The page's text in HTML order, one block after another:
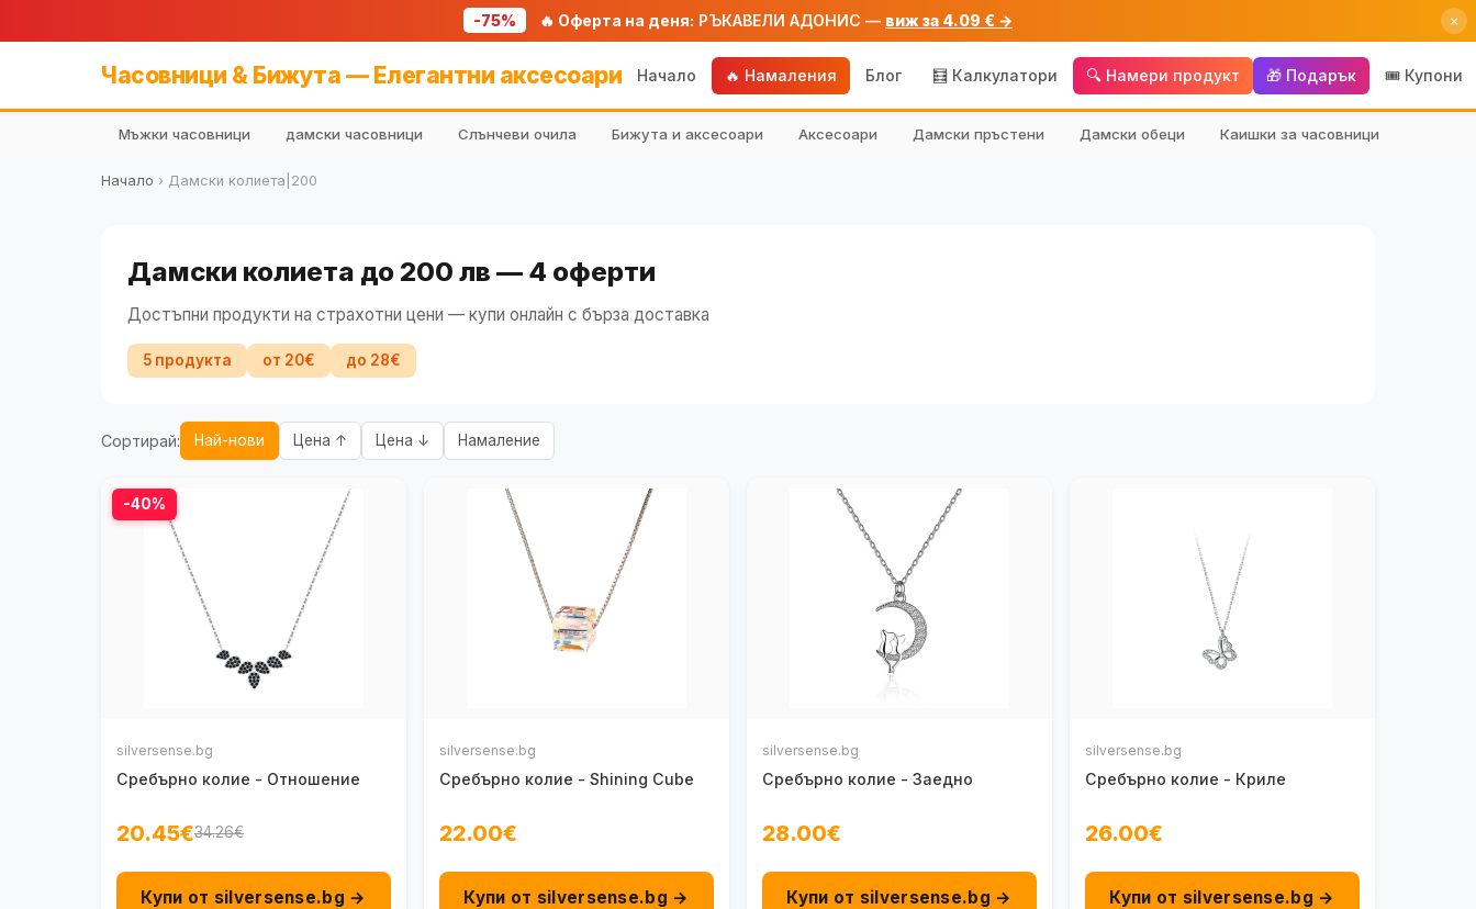
-75% 🔥 Оферта на деня: РЪКАВЕЛИ АДОНИС — виж за 4.09 € → ×
Часовници & Бижута — Елегантни аксесоари Начало 🔥 Намаления Блог 🧮 Калкулатори 🔍 Намери продукт 🎁 Подарък 🎟️ Купони
Мъжки часовници дамски часовници Слънчеви очила Бижута и аксесоари Аксесоари Дамски пръстени Дамски обеци Каишки за часовници
Начало › Дамски колиета|200
Дамски колиета до 200 лв — 4 оферти
Достъпни продукти на страхотни цени — купи онлайн с бърза доставка
5 продукта от 20€ до 28€
Сортирай: Най-нови Цена ↑ Цена ↓ Намаление
-40%
silversense.bg
Сребърно колие - Отношение
20.45€34.26€
Купи от silversense.bg →
silversense.bg
Сребърно колие - Shining Cube
22.00€
Купи от silversense.bg →
silversense.bg
Сребърно колие - Заедно
28.00€
Купи от silversense.bg →
silversense.bg
Сребърно колие - Криле
26.00€
Купи от silversense.bg →